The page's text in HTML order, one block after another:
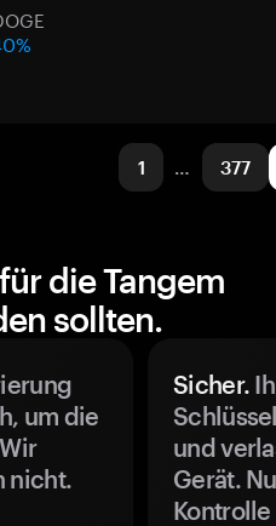
1 … 377
die Tangem
sollten.
um die
nicht.
Sicher.
und
Gerät.